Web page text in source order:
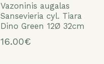
Vazoninis augalas
Sansevieria cyl. Tiara
Dino Green 12Ø 32cm
16.00€